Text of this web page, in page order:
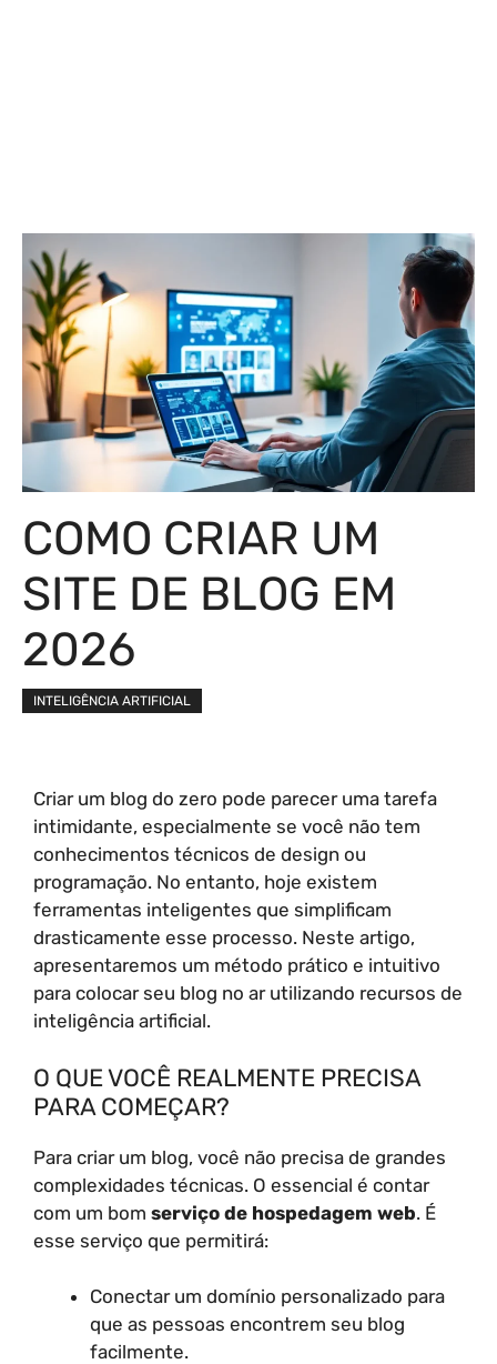
COMO CRIAR UM
SITE DE BLOG EM
2026
INTELIGÊNCIA ARTIFICIAL
Criar um blog do zero pode parecer uma tarefa
intimidante, especialmente se você não tem
conhecimentos técnicos de design ou
programação. No entanto, hoje existem
ferramentas inteligentes que simplificam
drasticamente esse processo. Neste artigo,
apresentaremos um método prático e intuitivo
para colocar seu blog no ar utilizando recursos de
inteligência artificial.
O QUE VOCÊ REALMENTE PRECISA
PARA COMEÇAR?
Para criar um blog, você não precisa de grandes
complexidades técnicas. O essencial é contar
com um bom serviço de hospedagem web. É
esse serviço que permitirá:
Conectar um domínio personalizado para
que as pessoas encontrem seu blog
facilmente.